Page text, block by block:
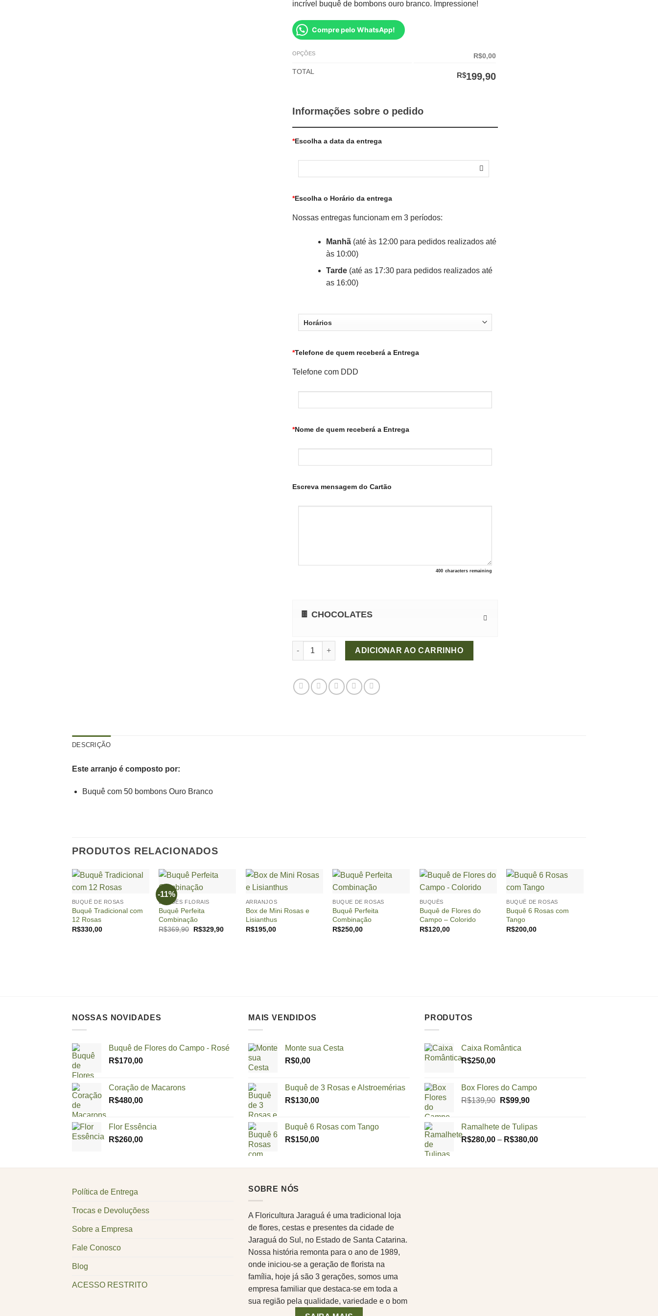
incrível buquê de bombons ouro branco. Impressione!
Compre pelo WhatsApp!
OPÇÕES R$0,00
TOTAL R$199,90
Informações sobre o pedido
*Escolha a data da entrega
*Escolha o Horário da entrega
Nossas entregas funcionam em 3 períodos:
Manhã(até às 12:00 para pedidos realizados até
às 10:00)
Tarde(até as 17:30 para pedidos realizados até
as 16:00)
*Telefone de quem receberá a Entrega
Telefone com DDD
*Nome de quem receberá a Entrega
Escreva mensagem do Cartão
400 characters remaining
🍫 CHOCOLATES
Buquê Ouro Branco quantidade
ADICIONAR AO CARRINHO
DESCRIÇÃO
Este arranjo é composto por:
Buquê com 50 bombons Ouro Branco
PRODUTOS RELACIONADOS
BUQUÊ DE ROSAS
Buquê Tradicional com
12 Rosas
R$330,00
-11%
+
BUQUÊS FLORAIS
Buquê Perfeita
Combinação
R$369,90
O
R$329,90O
+
ARRANJOS
Box de Mini Rosas e
Lisianthus
R$195,00
BUQUE DE ROSAS
Buquê Perfeita
Combinação
R$250,00
BUQUÊS
Buquê de Flores do
Campo – Colorido
R$120,00
BUQUÊ DE ROSAS
Buquê 6 Rosas com
Tango
R$200,00
NOSSAS NOVIDADES
Buquê de Flores do Campo - Rosé
R$170,00
Coração de Macarons
R$480,00
Flor Essência
R$260,00
MAIS VENDIDOS
Monte sua Cesta
R$0,00
Buquê de 3 Rosas e Alstroemérias
R$130,00
Buquê 6 Rosas com Tango
R$150,00
PRODUTOS
Caixa Romântica
R$250,00
Box Flores do Campo
R$139,90 O
era:
R$139,90.
R$99,90O
é:
R$99,90.
Ramalhete de Tulipas
R$280,00 – R$380,00Price
through
Política de Entrega
Trocas e Devoluçõess
Sobre a Empresa
Fale Conosco
Blog
ACESSO RESTRITO
SOBRE NÓS
A Floricultura Jaraguá é uma tradicional loja
de flores, cestas e presentes da cidade de
Jaraguá do Sul, no Estado de Santa Catarina.
Nossa história remonta para o ano de 1989,
onde iniciou-se a geração de florista na
família, hoje já são 3 gerações, somos uma
empresa familiar que destaca-se em toda a
sua região pela qualidade, variedade e o bom